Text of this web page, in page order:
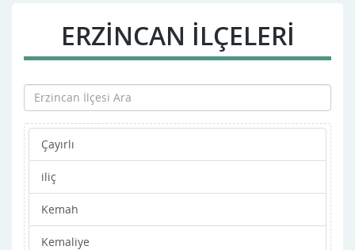
ERZINCAN İLÇELERİ
Çayırlı
iliç
Kemah
Kemaliye